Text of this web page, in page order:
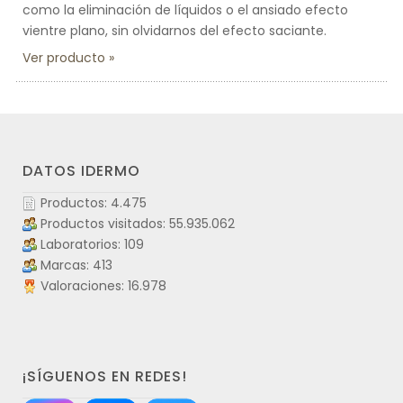
como la eliminación de líquidos o el ansiado efecto
vientre plano, sin olvidarnos del efecto saciante.
Ver producto
DATOS IDERMO
Productos: 4.475
Productos visitados: 55.935.062
Laboratorios: 109
Marcas: 413
Valoraciones: 16.978
¡SÍGUENOS EN REDES!